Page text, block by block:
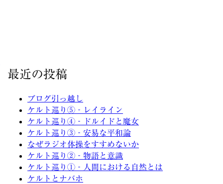
最近の投稿
ブログ引っ越し
ケルト巡り⑤‐レイライン
ケルト巡り④‐ドルイドと魔女
ケルト巡り③‐安易な平和論
なぜラジオ体操をすすめないか
ケルト巡り②‐物語と意識
ケルト巡り①‐人間における自然とは
ケルトとナバホ